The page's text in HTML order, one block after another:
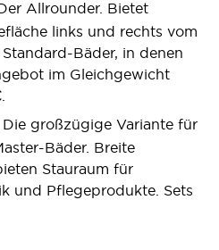
Allrounder. Bietet
links und rechts vom
Bäder, in denen
im Gleichgewicht
Die großzügige Variante für
Bäder. Breite
Stauraum für
und Pflegeprodukte. Sets